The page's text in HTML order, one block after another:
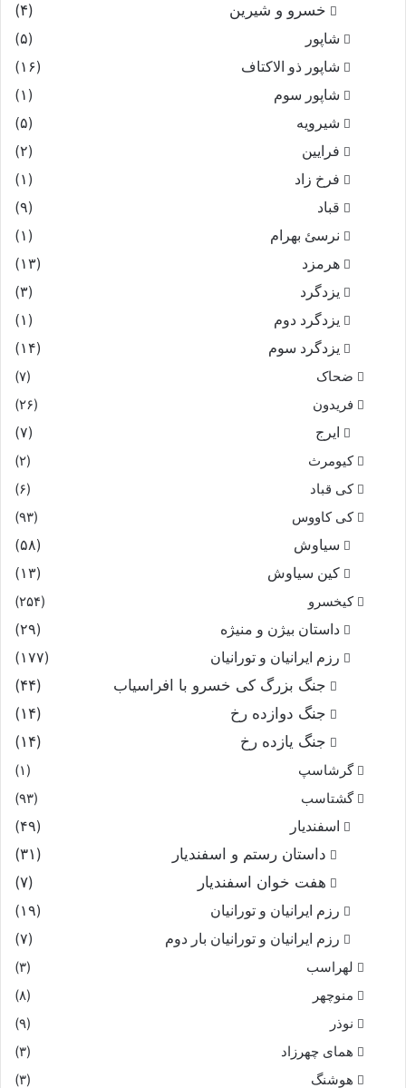
خسرو و شیرین (۴)
شاپور
(۵)
شاپور ذو الاکتاف
(۱۶)
شاپور سوم‏
(۱)
شیرویه
(۵)
فرایین
(۲)
فرخ زاد
(۱)
قباد
(۹)
نرسئ بهرام‏
(۱)
هرمزد
(۱۳)
یزدگرد
(۳)
یزدگرد دوم
(۱)
یزدگرد سوم
(۱۴)
ضحاک
(۷)
فریدون
(۲۶)
ایرج
(۷)
کیومرث
(۲)
کی قباد
(۶)
کی کاووس
(۹۳)
سیاوش
(۵۸)
کین سیاوش
(۱۳)
کیخسرو
(۲۵۴)
داستان بیژن و منیژه
(۲۹)
رزم ایرانیان و تورانیان
(۱۷۷)
جنگ بزرگ کی خسرو با افراسیاب
(۴۴)
جنگ دوازده رخ
(۱۴)
جنگ یازده رخ
(۱۴)
گرشاسپ
(۱)
گشتاسب
(۹۳)
اسفندیار
(۴۹)
داستان رستم و اسفندیار
(۳۱)
هفت خوان اسفندیار
(۷)
رزم ایرانیان و تورانیان
(۱۹)
رزم ایرانیان و تورانیان بار دوم
(۷)
لهراسب
(۳)
منوچهر
(۸)
نوذر
(۹)
هماى چهرزاد
(۳)
هوشنگ
(۳)